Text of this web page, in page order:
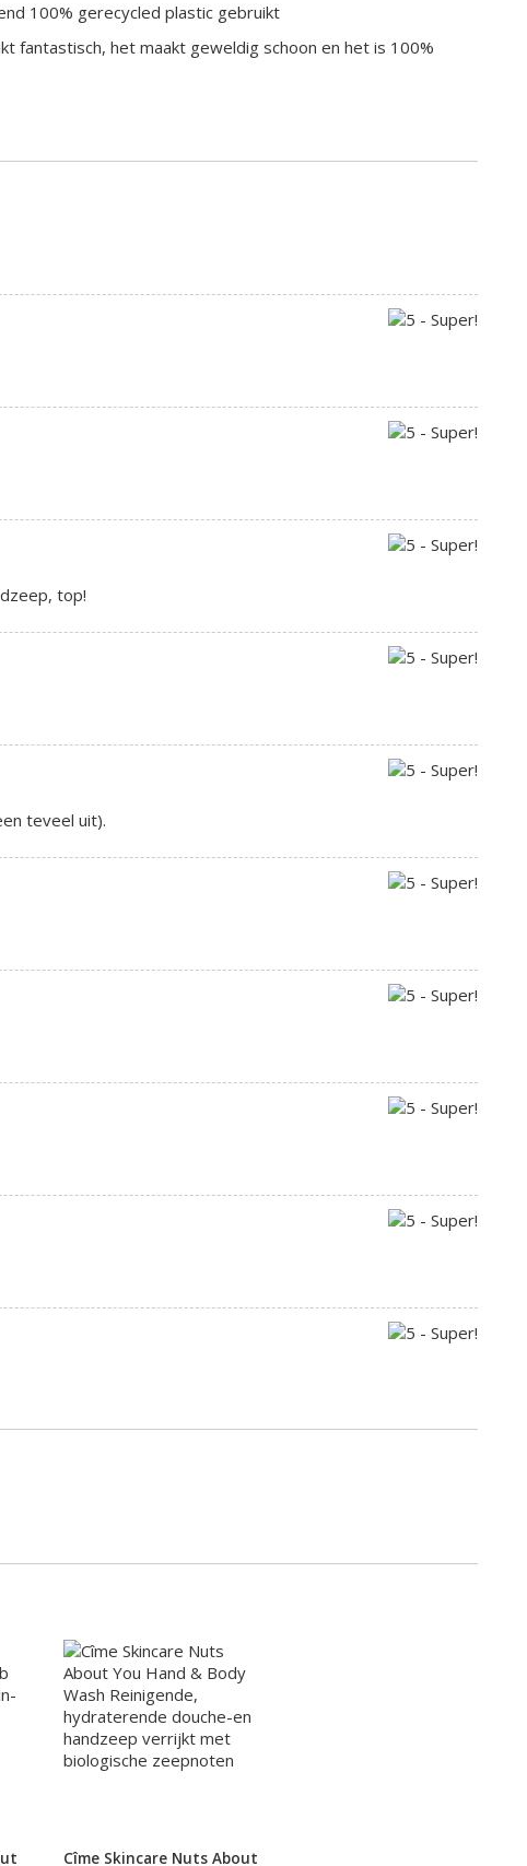
100% gerecycled plastic gebruikt
fantastisch, het maakt geweldig schoon en het is 100%
top!
teveel uit).
Cîme Skincare Nuts About